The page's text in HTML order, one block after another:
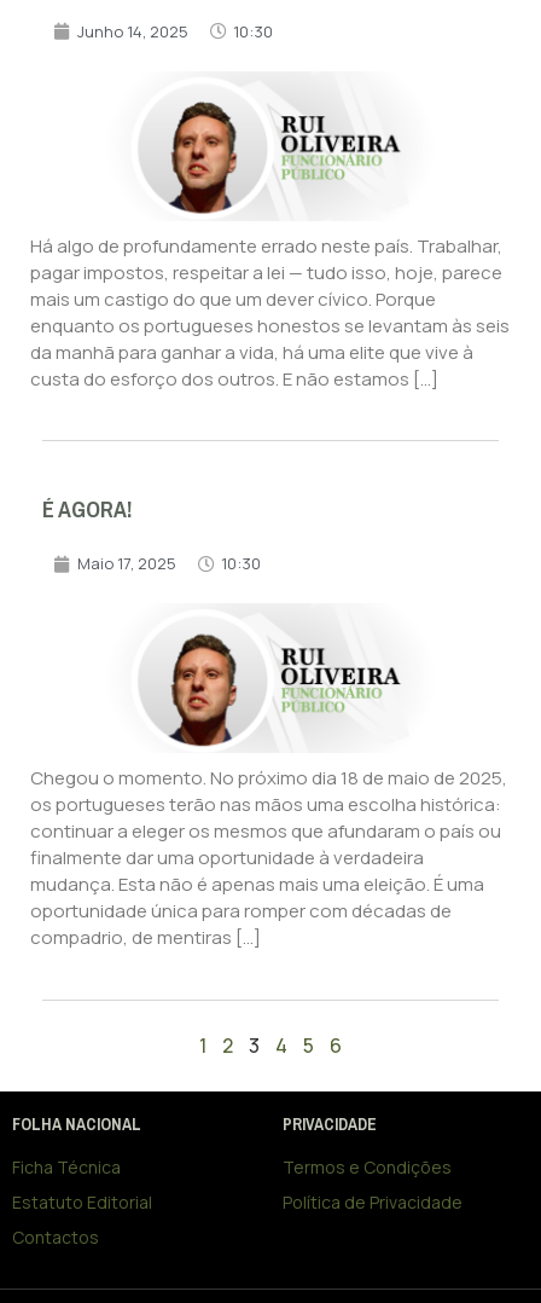
Junho 14, 2025 10:30
Há algo de profundamente errado neste país. Trabalhar,
pagar impostos, respeitar a lei — tudo isso, hoje, parece
mais um castigo do que um dever cívico. Porque
enquanto os portugueses honestos se levantam às seis
da manhã para ganhar a vida, há uma elite que vive à
custa do esforço dos outros. E não estamos […]
É AGORA!
Maio 17, 2025 10:30
Chegou o momento. No próximo dia 18 de maio de 2025,
os portugueses terão nas mãos uma escolha histórica:
continuar a eleger os mesmos que afundaram o país ou
finalmente dar uma oportunidade à verdadeira
mudança. Esta não é apenas mais uma eleição. É uma
oportunidade única para romper com décadas de
compadrio, de mentiras […]
1 2 3 4 5 6
FOLHA NACIONAL
Ficha Técnica
Estatuto Editorial
Contactos
PRIVACIDADE
Termos e Condições
Política de Privacidade